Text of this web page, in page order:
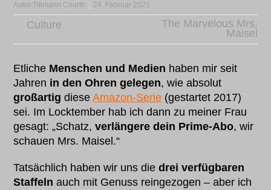
Autor:Tillmann Courth 24. Februar 2021
Culture
The Marvelous Mrs.
Maisel
Etliche Menschen und Medien haben mir seit
Jahren in den Ohren gelegen, wie absolut
großartig dieseAmazon-Serie (gestartet 2017)
sei. Im Locktember hab ich dann zu meiner Frau
gesagt: „Schatz,verlängere dein Prime-Abo, wir
schauen Mrs. Maisel.“
Tatsächlich haben wir uns diedrei verfügbaren
Staffeln auch mit Genuss reingezogen – aber ich